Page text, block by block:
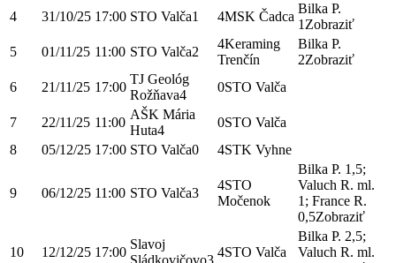
4 31/10/25 17:00 STO Valča1 4MSK Čadca
Bilka P.
1 Zobraziť
5
01/11/25 11:00 STO Valča2
4Keraming
Trenčín
Bilka P.
2Zobraziť
6
21/11/25 17:00
TJ Geológ
Rožňava4
0STO Valča
7 22/11/25 11:00
AŠK Mária
Huta4
0STO Valča
8
05/12/25 17:00 STO Valča0 4STK Vyhne
9 06/12/25 11:00 STO Valča3
4STO
Močenok
Bilka P. 1,5;
Valuch R. ml.
1; France R.
0,5Zobraziť
10 12/12/25 17:00
Slavoj
Sládkovičovo3
4STO Valča
Bilka P. 2,5;
Valuch R. ml.